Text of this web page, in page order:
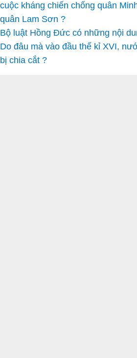
cuộc kháng chiến chống quân
quân Lam Sơn ?
Bộ luật Hồng Đức có những nội
Do đâu mà vào đầu thế kỉ XVI,
bị chia cắt ?